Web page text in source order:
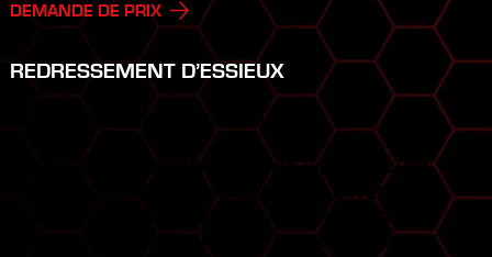
DEMANDE DE PRIX
REDRESSEMENT D’ESSIEUX
VÉHICULES LOURDS / REMORQUES
SUSPENSION, DIRECTION, BUSHING, KING PIN, AUTO-
VIREUR, RÉGLAGE DE L’ALIGNEMENT DU DIFFÉRENTIEL...
NOUS EFFECTUONS L’ENTRETIEN COMPLET DES
COMPOSANTES PNEUMATIQUES DE VOS CAMIONS ET